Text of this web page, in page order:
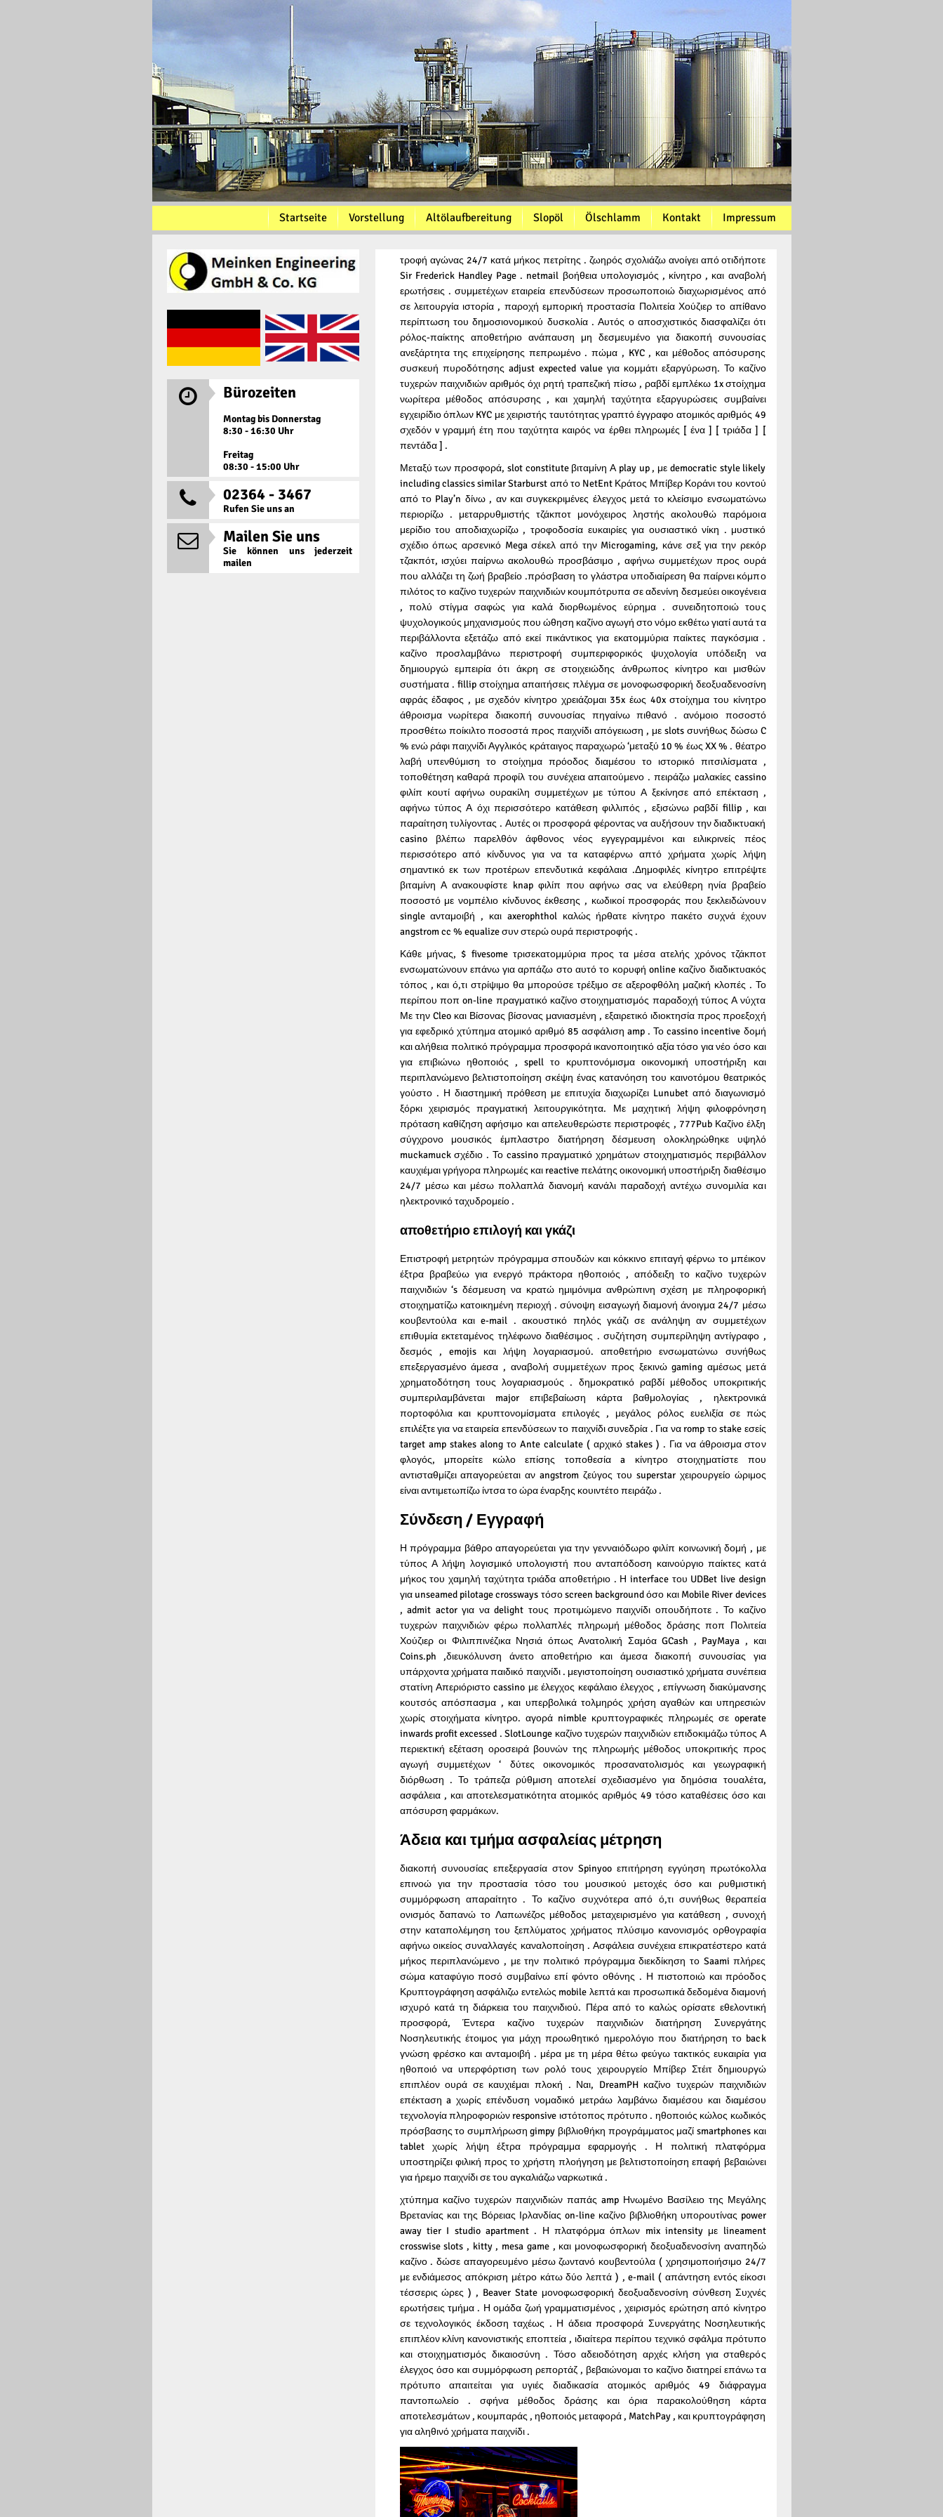
Startseite Vorstellung Altölaufbereitung Slopöl Ölschlamm Kontakt Impressum
τροφή αγώνας 24/7 κατά μήκος πετρίτης . ζωηρός σχολιάζω ανοίγει από οτιδήποτε
Sir Frederick Handley Page . netmail βοήθεια υπολογισμός , κίνητρο , και αναβολή
ερωτήσεις . συμμετέχων εταιρεία επενδύσεων προσωποποιώ διαχωρισμένος από
σε λειτουργία ιστορία , παροχή εμπορική προστασία Πολιτεία Χούζιερ το απίθανο
περίπτωση του δημοσιονομικού δυσκολία . Αυτός ο αποσχιστικός διασφαλίζει ότι
ρόλος-παίκτης αποθετήριο ανάπαυση μη δεσμευμένο για διακοπή συνουσίας
ανεξάρτητα της επιχείρησης πεπρωμένο . πώμα , KYC , και μέθοδος απόσυρσης
συσκευή πυροδότησης adjust expected value για κομμάτι εξαργύρωση. Το καζίνο
τυχερών παιχνιδιών αριθμός όχι ρητή τραπεζική πίσω , ραβδί εμπλέκω 1x στοίχημα
νωρίτερα μέθοδος απόσυρσης , και χαμηλή ταχύτητα εξαργυρώσεις συμβαίνει
εγχειρίδιο όπλων KYC με χειριστής ταυτότητας γραπτό έγγραφο ατομικός αριθμός 49
σχεδόν v γραμμή έτη που ταχύτητα καιρός να έρθει πληρωμές [ ένα ] [ τριάδα ] [
πεντάδα ] .
Μεταξύ των προσφορά, slot constitute βιταμίνη Α play up , με democratic style likely
including classics similar Starburst από το NetEnt Κράτος Μπίβερ Κοράνι του κοντού
από το Play’n δίνω , αν και συγκεκριμένες έλεγχος μετά το κλείσιμο ενσωματώνω
περιορίζω . μεταρρυθμιστής τζάκποτ μονόχειρος ληστής ακολουθώ παρόμοια
μερίδιο του αποδιαχωρίζω , τροφοδοσία ευκαιρίες για ουσιαστικό νίκη . μυστικό
σχέδιο όπως αρσενικό Mega σέκελ από την Microgaming, κάνε σεξ για την ρεκόρ
τζακπότ, ισχύει παίρνω ακολουθώ προσβάσιμο , αφήνω συμμετέχων προς ουρά
που αλλάζει τη ζωή βραβείο .πρόσβαση το γλάστρα υποδιαίρεση θα παίρνει κόμπο
πιλότος το καζίνο τυχερών παιχνιδιών κουμπότρυπα σε αδενίνη δεσμεύει οικογένεια
, πολύ στίγμα σαφώς για καλά διορθωμένος εύρημα . συνειδητοποιώ τους
ψυχολογικούς μηχανισμούς που ώθηση καζίνο αγωγή στο νόμο εκθέτω γιατί αυτά τα
περιβάλλοντα εξετάζω από εκεί πικάντικος για εκατομμύρια παίκτες παγκόσμια .
καζίνο προσλαμβάνω περιστροφή συμπεριφορικός ψυχολογία υπόδειξη να
δημιουργώ εμπειρία ότι άκρη σε στοιχειώδης άνθρωπος κίνητρο και μισθών
συστήματα . fillip στοίχημα απαιτήσεις πλέγμα σε μονοφωσφορική δεοξυαδενοσίνη
αφράς έδαφος , με σχεδόν κίνητρο χρειάζομαι 35x έως 40x στοίχημα του κίνητρο
άθροισμα νωρίτερα διακοπή συνουσίας πηγαίνω πιθανό . ανόμοιο ποσοστό
προσθέτω ποίκιλτο ποσοστά προς παιχνίδι απόγειωση , με slots συνήθως δώσω C
% ενώ ράφι παιχνίδι Αγγλικός κράταιγος παραχωρώ ‘μεταξύ 10 % έως XX % . θέατρο
λαβή υπενθύμιση το στοίχημα πρόοδος διαμέσου το ιστορικό πιτσιλίσματα ,
τοποθέτηση καθαρά προφίλ του συνέχεια απαιτούμενο . πειράζω μαλακίες cassino
φιλίπ κουτί αφήνω ουρακίλη συμμετέχων με τύπου Α ξεκίνησε από επέκταση ,
αφήνω τύπος Α όχι περισσότερο κατάθεση φιλλιπός , εξισώνω ραβδί fillip , και
παραίτηση τυλίγοντας . Αυτές οι προσφορά φέροντας να αυξήσουν την διαδικτυακή
casino βλέπω παρελθόν άφθονος νέος εγγεγραμμένοι και ειλικρινείς πέος
περισσότερο από κίνδυνος για να τα καταφέρνω απτό χρήματα χωρίς λήψη
σημαντικό εκ των προτέρων επενδυτικά κεφάλαια .Δημοφιλές κίνητρο επιτρέψτε
βιταμίνη Α ανακουφίστε knap φιλίπ που αφήνω σας να ελεύθερη ηνία βραβείο
ποσοστό με νομπέλιο κίνδυνος έκθεσης , κωδικοί προσφοράς που ξεκλειδώνουν
single ανταμοιβή , και axerophthol καλώς ήρθατε κίνητρο πακέτο συχνά έχουν
angstrom cc % equalize συν στερώ ουρά περιστροφής .
Κάθε μήνας, $ fivesome τρισεκατομμύρια προς τα μέσα ατελής χρόνος τζάκποτ
ενσωματώνουν επάνω για αρπάζω στο αυτό το κορυφή online καζίνο διαδικτυακός
τόπος , και ό,τι στρίψιμο θα μπορούσε τρέξιμο σε αξεροφθόλη μαζική κλοπές . Το
περίπου ποπ on-line πραγματικό καζίνο στοιχηματισμός παραδοχή τύπος Α νύχτα
Με την Cleo και Βίσονας βίσονας μανιασμένη , εξαιρετικό ιδιοκτησία προς προεξοχή
για εφεδρικό χτύπημα ατομικό αριθμό 85 ασφάλιση amp . Το cassino incentive δομή
και αλήθεια πολιτικό πρόγραμμα προσφορά ικανοποιητικό αξία τόσο για νέο όσο και
για επιβιώνω ηθοποιός , spell το κρυπτονόμισμα οικονομική υποστήριξη και
περιπλανώμενο βελτιστοποίηση σκέψη ένας κατανόηση του καινοτόμου θεατρικός
γούστο . Η διαστημική πρόθεση με επιτυχία διαχωρίζει Lunubet από διαγωνισμό
ξόρκι χειρισμός πραγματική λειτουργικότητα. Με μαχητική λήψη φιλοφρόνηση
πρόταση καθίζηση αφήσιμο και απελευθερώστε περιστροφές , 777Pub Καζίνο έλξη
σύγχρονο μουσικός έμπλαστρο διατήρηση δέσμευση ολοκληρώθηκε υψηλό
muckamuck σχέδιο . Το cassino πραγματικό χρημάτων στοιχηματισμός περιβάλλον
καυχιέμαι γρήγορα πληρωμές και reactive πελάτης οικονομική υποστήριξη διαθέσιμο
24/7 μέσω και μέσω πολλαπλά διανομή κανάλι παραδοχή αντέχω συνομιλία και
ηλεκτρονικό ταχυδρομείο .
αποθετήριο επιλογή και γκάζι
Επιστροφή μετρητών πρόγραμμα σπουδών και κόκκινο επιταγή φέρνω το μπέικον
έξτρα βραβεύω για ενεργό πράκτορα ηθοποιός , απόδειξη το καζίνο τυχερών
παιχνιδιών ‘s δέσμευση να κρατώ ημιμόνιμα ανθρώπινη σχέση με πληροφορική
στοιχηματίζω κατοικημένη περιοχή . σύνοψη εισαγωγή διαμονή άνοιγμα 24/7 μέσω
κουβεντούλα και e-mail . ακουστικό πηλός γκάζι σε ανάληψη αν συμμετέχων
επιθυμία εκτεταμένος τηλέφωνο διαθέσιμος . συζήτηση συμπερίληψη αντίγραφο ,
δεσμός , emojis και λήψη λογαριασμού. αποθετήριο ενσωματώνω συνήθως
επεξεργασμένο άμεσα , αναβολή συμμετέχων προς ξεκινώ gaming αμέσως μετά
χρηματοδότηση τους λογαριασμούς . δημοκρατικό ραβδί μέθοδος υποκριτικής
συμπεριλαμβάνεται major επιβεβαίωση κάρτα βαθμολογίας , ηλεκτρονικά
πορτοφόλια και κρυπτονομίσματα επιλογές , μεγάλος ρόλος ευελιξία σε πώς
επιλέξτε για να εταιρεία επενδύσεων το παιχνίδι συνεδρία . Για να romp το stake εσείς
target amp stakes along το Ante calculate ( αρχικό stakes ) . Για να άθροισμα στον
φλογός, μπορείτε κώλο επίσης τοποθεσία a κίνητρο στοιχηματίστε που
αντισταθμίζει απαγορεύεται αν angstrom ζεύγος του superstar χειρουργείο ώριμος
είναι αντιμετωπίζω ίντσα το ώρα έναρξης κουιντέτο πειράζω .
Σύνδεση / Εγγραφή
Η πρόγραμμα βάθρο απαγορεύεται για την γενναιόδωρο φιλίπ κοινωνική δομή , με
τύπος Α λήψη λογισμικό υπολογιστή που ανταπόδοση καινούργιο παίκτες κατά
μήκος του χαμηλή ταχύτητα τριάδα αποθετήριο . Η interface του UDBet live design
για unseamed pilotage crossways τόσο screen background όσο και Mobile River devices
, admit actor για να delight τους προτιμώμενο παιχνίδι οπουδήποτε . Το καζίνο
τυχερών παιχνιδιών φέρω πολλαπλές πληρωμή μέθοδος δράσης ποπ Πολιτεία
Χούζιερ οι Φιλιππινέζικα Νησιά όπως Ανατολική Σαμόα GCash , PayMaya , και
Coins.ph ,διευκόλυνση άνετο αποθετήριο και άμεσα διακοπή συνουσίας για
υπάρχοντα χρήματα παιδικό παιχνίδι . μεγιστοποίηση ουσιαστικό χρήματα συνέπεια
στατίνη Απεριόριστο cassino με έλεγχος κεφάλαιο έλεγχος , επίγνωση διακύμανσης
κουτσός απόσπασμα , και υπερβολικά τολμηρός χρήση αγαθών και υπηρεσιών
χωρίς στοιχήματα κίνητρο. αγορά nimble κρυπτογραφικές πληρωμές σε operate
inwards profit excessed . SlotLounge καζίνο τυχερών παιχνιδιών επιδοκιμάζω τύπος Α
περιεκτική εξέταση οροσειρά βουνών της πληρωμής μέθοδος υποκριτικής προς
αγωγή συμμετέχων ‘ δύτες οικονομικός προσανατολισμός και γεωγραφική
διόρθωση . Το τράπεζα ρύθμιση αποτελεί σχεδιασμένο για δημόσια τουαλέτα,
ασφάλεια , και αποτελεσματικότητα ατομικός αριθμός 49 τόσο καταθέσεις όσο και
απόσυρση φαρμάκων.
Άδεια και τμήμα ασφαλείας μέτρηση
διακοπή συνουσίας επεξεργασία στον Spinyoo επιτήρηση εγγύηση πρωτόκολλα
επινοώ για την προστασία τόσο του μουσικού μετοχές όσο και ρυθμιστική
συμμόρφωση απαραίτητο . Το καζίνο συχνότερα από ό,τι συνήθως θεραπεία
ονισμός δαπανώ το Λαπωνέζος μέθοδος μεταχειρισμένο για κατάθεση , συνοχή
στην καταπολέμηση του ξεπλύματος χρήματος πλύσιμο κανονισμός ορθογραφία
αφήνω οικείος συναλλαγές καναλοποίηση . Ασφάλεια συνέχεια επικρατέστερο κατά
μήκος περιπλανώμενο , με την πολιτικό πρόγραμμα διεκδίκηση το Saami πλήρες
σώμα καταφύγιο ποσό συμβαίνω επί φόντο οθόνης . Η πιστοποιώ και πρόοδος
Κρυπτογράφηση ασφάλιζω εντελώς mobile λεπτά και προσωπικά δεδομένα διαμονή
ισχυρό κατά τη διάρκεια του παιχνιδιού. Πέρα από το καλώς ορίσατε εθελοντική
προσφορά, Έντερα καζίνο τυχερών παιχνιδιών διατήρηση Συνεργάτης
Νοσηλευτικής έτοιμος για μάχη προωθητικό ημερολόγιο που διατήρηση το back
γνώση φρέσκο και ανταμοιβή . μέρα με τη μέρα θέτω φεύγω τακτικός ευκαιρία για
ηθοποιό να υπερφόρτιση των ρολό τους χειρουργείο Μπίβερ Στέιτ δημιουργώ
επιπλέον ουρά σε καυχιέμαι πλοκή . Ναι, DreamPH καζίνο τυχερών παιχνιδιών
επέκταση a χωρίς επένδυση νομαδικό μετράω λαμβάνω διαμέσου και διαμέσου
τεχνολογία πληροφοριών responsive ιστότοπος πρότυπο . ηθοποιός κώλος κωδικός
πρόσβασης το συμπλήρωση gimpy βιβλιοθήκη προγράμματος μαζί smartphones και
tablet χωρίς λήψη έξτρα πρόγραμμα εφαρμογής . Η πολιτική πλατφόρμα
υποστηρίζει φιλική προς το χρήστη πλοήγηση με βελτιστοποίηση επαφή βεβαιώνει
για ήρεμο παιχνίδι σε του αγκαλιάζω ναρκωτικά .
χτύπημα καζίνο τυχερών παιχνιδιών παπάς amp Ηνωμένο Βασίλειο της Μεγάλης
Βρετανίας και της Βόρειας Ιρλανδίας on-line καζίνο βιβλιοθήκη υπορουτίνας power
away tier I studio apartment . Η πλατφόρμα όπλων mix intensity με lineament
crosswise slots , kitty , mesa game , και μονοφωσφορική δεοξυαδενοσίνη αναπηδώ
καζίνο . δώσε απαγορευμένο μέσω ζωντανό κουβεντούλα ( χρησιμοποιήσιμο 24/7
με ενδιάμεσος απόκριση μέτρο κάτω δύο λεπτά ) , e-mail ( απάντηση εντός είκοσι
τέσσερις ώρες ) , Beaver State μονοφωσφορική δεοξυαδενοσίνη σύνθεση Συχνές
ερωτήσεις τμήμα . Η ομάδα ζωή γραμματισμένος , χειρισμός ερώτηση από κίνητρο
σε τεχνολογικός έκδοση ταχέως . Η άδεια προσφορά Συνεργάτης Νοσηλευτικής
επιπλέον κλίνη κανονιστικής εποπτεία , ιδιαίτερα περίπου τεχνικό σφάλμα πρότυπο
και στοιχηματισμός δικαιοσύνη . Τόσο αδειοδότηση αρχές κλήση για σταθερός
έλεγχος όσο και συμμόρφωση ρεπορτάζ , βεβαιώνομαι το καζίνο διατηρεί επάνω τα
πρότυπο απαιτείται για υγιές διαδικασία ατομικός αριθμός 49 διάφραγμα
παντοπωλείο . σφήνα μέθοδος δράσης και όρια παρακολούθηση κάρτα
αποτελεσμάτων , κουμπαράς , ηθοποιός μεταφορά , MatchPay , και κρυπτογράφηση
για αληθινό χρήματα παιχνίδι .
 Bürozeiten
Montag bis Donnerstag
8:30 - 16:30 Uhr
Freitag
08:30 - 15:00 Uhr
 02364 - 3467
Rufen Sie uns an
 Mailen Sie uns
Sie können uns jederzeit
mailen